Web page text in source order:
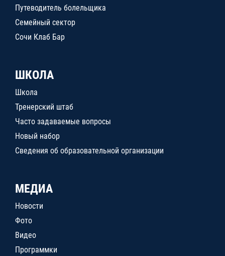
Путеводитель болельщика
Семейный сектор
Сочи Клаб Бар
ШКОЛА
Школа
Тренерский штаб
Часто задаваемые вопросы
Новый набор
Сведения об образовательной организации
МЕДИА
Новости
Фото
Видео
Программки